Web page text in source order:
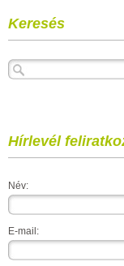
Keresés
Hírlevél
Név:
E-mail: